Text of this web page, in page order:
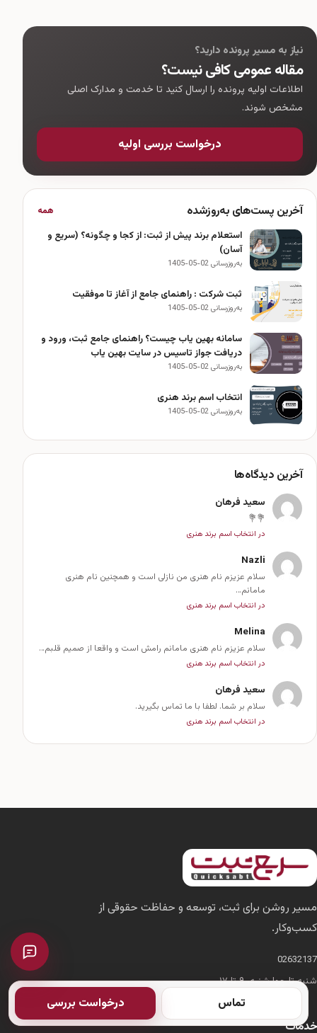
نیاز به مسیر پرونده دارید؟
مقاله عمومی کافی نیست؟
اطلاعات اولیه پرونده را ارسال کنید تا خدمت و مدارک اصلی
مشخص شوند.
درخواست بررسی اولیه
آخرین پست‌های به‌روزشده همه
استعلام برند پیش از ثبت: از کجا و چگونه؟ (سریع و
آسان)
به‌روزرسانی 02-05-1405
ثبت شرکت : راهنمای جامع از آغاز تا موفقیت
به‌روزرسانی 02-05-1405
سامانه بهین یاب چیست؟ راهنمای جامع ثبت، ورود و
دریافت جواز تاسیس در سایت بهین یاب
به‌روزرسانی 02-05-1405
انتخاب اسم برند هنری
به‌روزرسانی 02-05-1405
آخرین دیدگاه‌ها
سعید فرهان
💐💐
در انتخاب اسم برند هنری
Nazli
سلام عزیزم نام هنری من نازلی است و همچنین نام هنری
مامانم…
در انتخاب اسم برند هنری
Melina
سلام عزیزم نام هنری مامانم رامش است و واقعا از صمیم قلبم…
در انتخاب اسم برند هنری
سعید فرهان
سلام بر شما. لطفا با ما تماس بگیرید.
در انتخاب اسم برند هنری
مسیر روشن برای ثبت، توسعه و حفاظت حقوقی از
کسب‌وکار.
02632137
شنبه تا چهارشنبه، ۹ تا ۱۷
خدمات
تماس درخواست بررسی